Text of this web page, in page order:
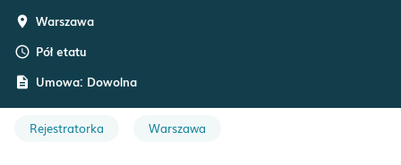
room Warszawa
schedule Pół etatu
description Umowa: Dowolna
Rejestratorka Warszawa